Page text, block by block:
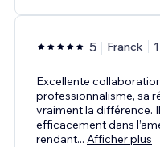
5 Franck
Excellente
professionnalisme, sa
vraiment la différence.
efficacement dans
rendant... Afficher plus